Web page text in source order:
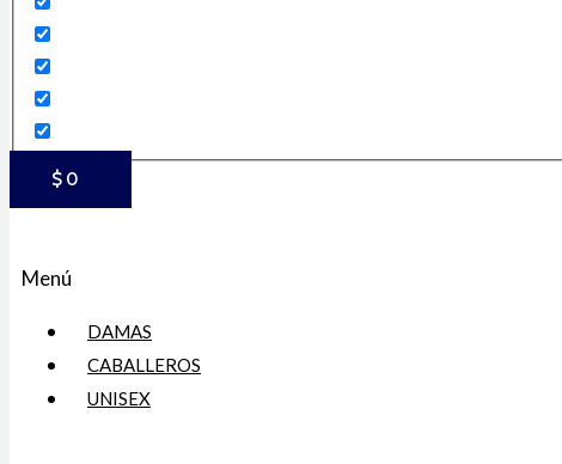
$ 0
Menú
DAMAS
CABALLEROS
UNISEX